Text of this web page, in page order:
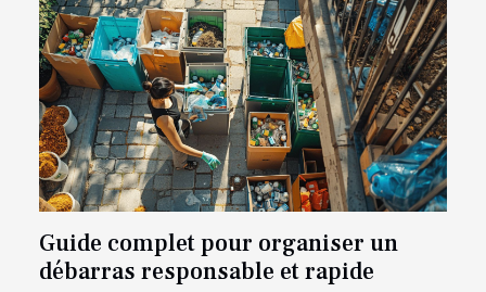
Guide complet pour organiser un
débarras responsable et rapide